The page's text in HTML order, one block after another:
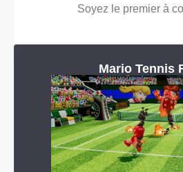
Soyez le premier à
Mario Tennis